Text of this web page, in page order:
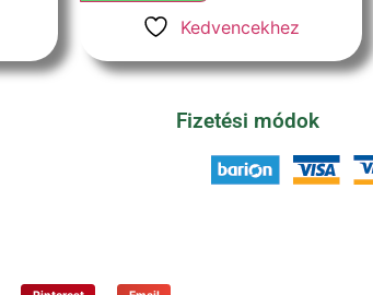
Kedvencekhez
Fizetési módok